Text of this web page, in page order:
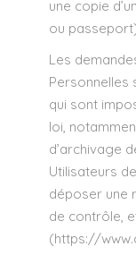
une copie
ou
Les
Personnelles
qui sont
loi,
d’archivage
Utilisateurs de
déposer une
de contrôle,
(https://